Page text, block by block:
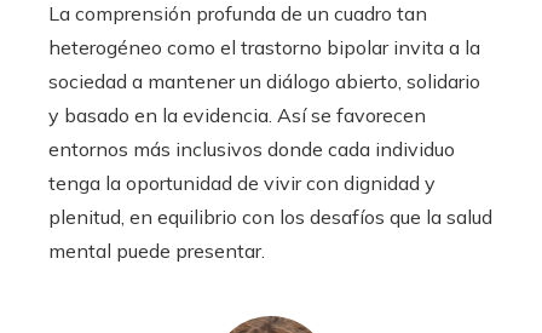
La comprensión profunda de un cuadro tan
heterogéneo como el trastorno bipolar invita a la
sociedad a mantener un diálogo abierto, solidario
y basado en la evidencia. Así se favorecen
entornos más inclusivos donde cada individuo
tenga la oportunidad de vivir con dignidad y
plenitud, en equilibrio con los desafíos que la salud
mental puede presentar.